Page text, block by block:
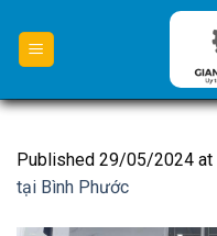
content
Published 29/05/2024 at
tại Bình Phước